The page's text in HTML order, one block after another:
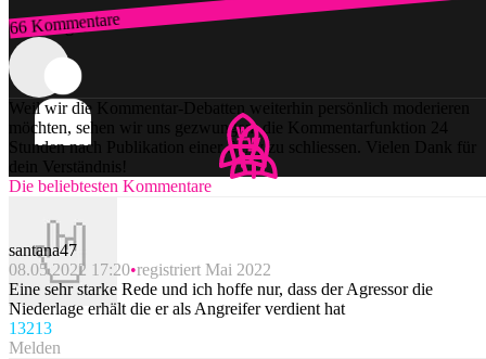
66 Kommentare
Zum Login
Weil wir die Kommentar-Debatten weiterhin persönlich moderieren
möchten, sehen wir uns gezwungen, die Kommentarfunktion 24
Stunden nach Publikation einer Story zu schliessen. Vielen Dank für
dein Verständnis!
Die beliebtesten Kommentare
santana47
08.05.2022 17:20 registriert Mai 2022
Eine sehr starke Rede und ich hoffe nur, dass der Agressor die
Niederlage erhält die er als Angreifer verdient hat
13213
Melden